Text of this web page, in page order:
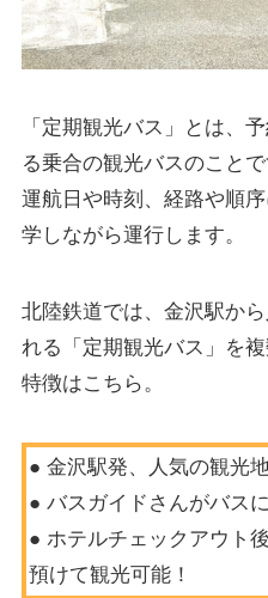
「定期観光バス」とは、
る乗合の観光バスのこと
運航日や時刻、経路や順
学しながら運行します。
北陸鉄道では、金沢駅か
れる「定期観光バス」を
特徴はこちら。
● 金沢駅発、人気の観光
● バスガイドさんがバス
● ホテルチェックアウト
預けて観光可能！